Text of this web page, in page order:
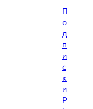
П
о
д
п
и
с
к
и
P